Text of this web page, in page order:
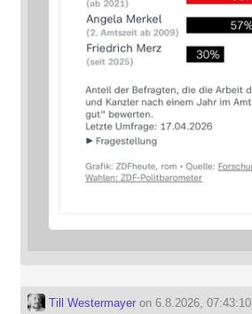
Till Westermayeron 6.8.2026, 07:43:10